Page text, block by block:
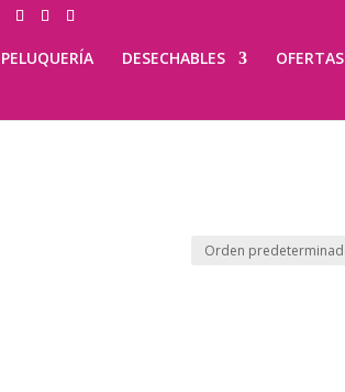
PELUQUERÍA DESECHABLES OFERTAS